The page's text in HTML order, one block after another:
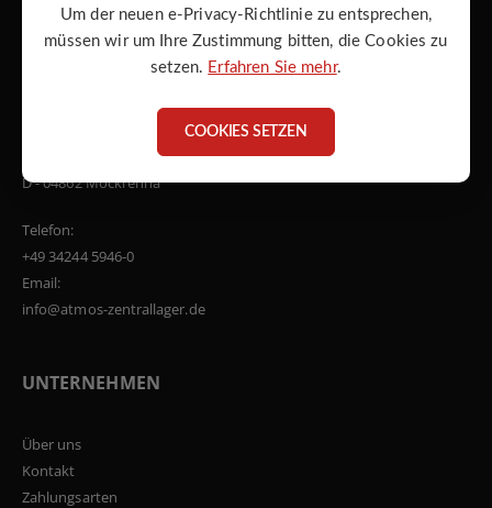
Um der neuen e-Privacy-Richtlinie zu entsprechen,
müssen wir um Ihre Zustimmung bitten, die Cookies zu
setzen. Erfahren Sie mehr.
COOKIES SETZEN
ATMOS Zentrallager GmbH
D - 04862 Mockrehna
Telefon:
+49 34244 5946-0
Email:
info@atmos-zentrallager.de
UNTERNEHMEN
Über uns
Kontakt
Zahlungsarten